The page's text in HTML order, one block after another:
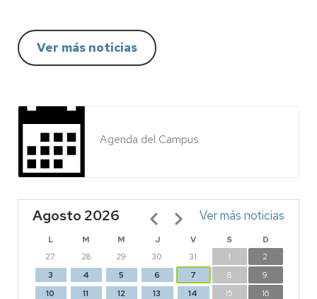
Ver más noticias
Agenda del Campus
Agosto 2026
L M M J V S
D
27
28 29 30 31 1
2
3
4 5 6 7 8
9
10
11 12 13 14 15
16
Paginación Ver más noticias